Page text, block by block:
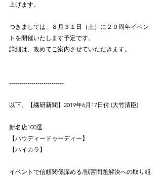
上げます。
つきましては、８月３１日（土）に２０周年イベン
トを開催いたします予定です。
詳細は、改めてご案内させていただきます。
---------------------------
以下、【繊研新聞】2019年6月17日付 (大竹清臣)
新名店100選
【ハウディードゥーディー】
【ハイカラ】
イベントで信頼関係深める/獣害問題解決への取り組